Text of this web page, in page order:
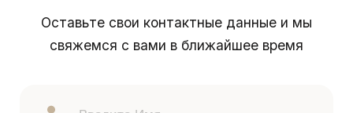
Оставьте свои контактные данные и мы
свяжемся с вами в ближайшее время